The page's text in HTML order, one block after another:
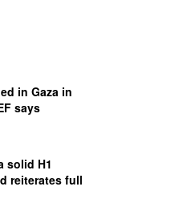
in Gaza in
says
solid H1
reiterates full